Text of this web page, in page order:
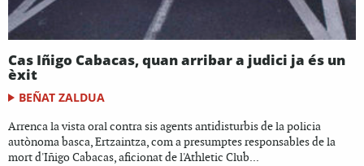
Cas Iñigo Cabacas, quan arribar a judici ja és un
èxit
BEÑAT ZALDUA
Arrenca la vista oral contra sis agents antidisturbis de la policia
autònoma basca, Ertzaintza, com a presumptes responsables de la
mort d'Iñigo Cabacas, aficionat de l'Athletic Club...